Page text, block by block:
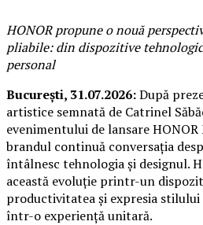
HONOR propune o nouă
pliabile: din dispozitive
personal
București, 31.07.2026:După
artistice semnată de Catrinel
evenimentului de lansare
brandul continuă conversația
întâlnesc tehnologia și designul.
această evoluție printr-un
productivitatea și expresia
într-o experiență unitară.